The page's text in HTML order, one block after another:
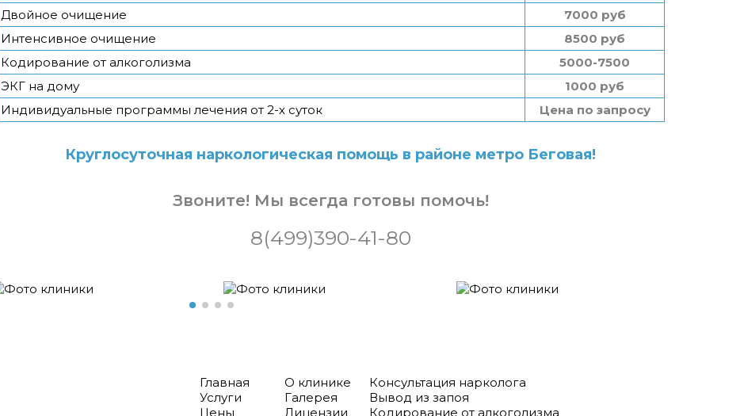
Двойное очищение
7000 руб
Интенсивное очищение
8500 руб
Кодирование от алкоголизма
5000-7500
ЭКГ на дому
1000 руб
Индивидуальные программы лечения от 2-х суток
Цена по запросу
Круглосуточная наркологическая помощь в районе метро Беговая!
Звоните! Мы всегда готовы помочь!
8(499)390-41-80
Главная
Услуги
Цены
О клинике
Галерея
Лицензии
Консультация нарколога
Вывод из запоя
Кодирование от алкоголизма